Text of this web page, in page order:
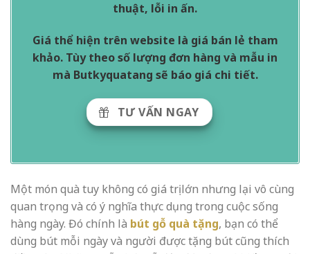
thuật, lỗi in ấn.
Giá thể hiện trên website là giá bán lẻ tham
khảo. Tùy theo số lượng đơn hàng và mẫu in
mà Butkyquatang sẽ báo giá chi tiết.
TƯ VẤN NGAY
Một món quà tuy không có giá trị lớn nhưng lại vô cùng
quan trọng và có ý nghĩa thực dụng trong cuộc sống
hàng ngày. Đó chính là bút gỗ quà tặng, bạn có thể
dùng bút mỗi ngày và người được tặng bút cũng thích